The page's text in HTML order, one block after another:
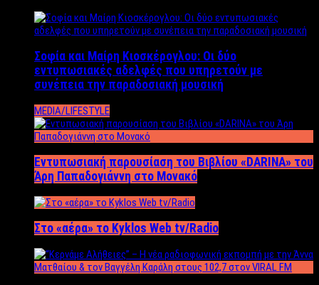
Σοφία και Μαίρη Κιοσκέρογλου: Οι δύο
εντυπωσιακές αδελφές που υπηρετούν με
συνέπεια την παραδοσιακή μουσική
MEDIA/LIFESTYLE
Εντυπωσιακή παρουσίαση του Βιβλίου «DARINA» του
Άρη Παπαδογιάννη στο Μονακό
Στο «αέρα» το Kyklos Web tv/Radio